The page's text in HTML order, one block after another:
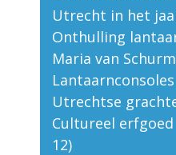
Utrecht in het
Onthulling
Maria van
Utrechtse
Cultureel
12)